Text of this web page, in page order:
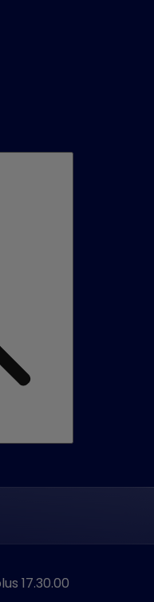
17.30.00